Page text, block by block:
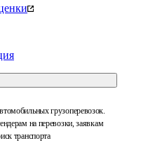
грузоперевозок.
на перевозки, заявкам
транспорта